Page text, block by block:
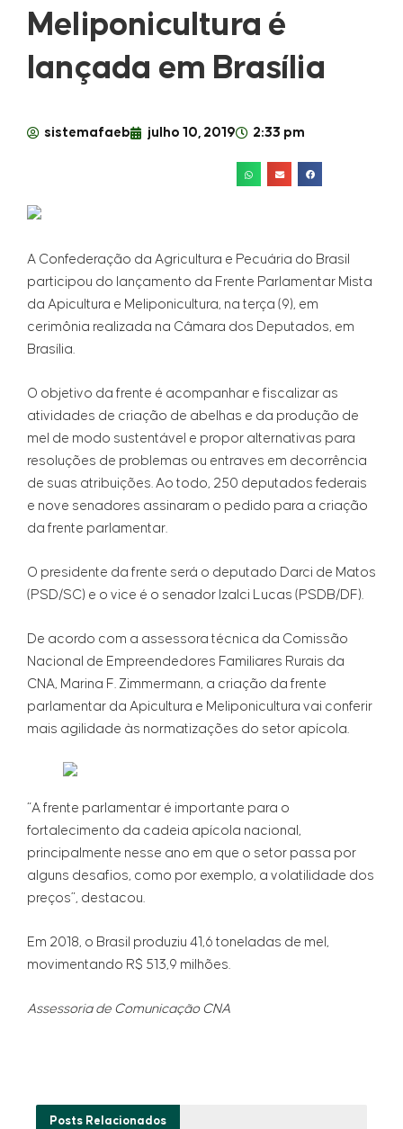
Meliponicultura é
lançada em Brasília
sistemafaeb julho 10, 2019 2:33 pm
A Confederação da Agricultura e Pecuária do Brasil
participou do lançamento da Frente Parlamentar Mista
da Apicultura e Meliponicultura, na terça (9), em
cerimônia realizada na Câmara dos Deputados, em
Brasília.
O objetivo da frente é acompanhar e fiscalizar as
atividades de criação de abelhas e da produção de
mel de modo sustentável e propor alternativas para
resoluções de problemas ou entraves em decorrência
de suas atribuições. Ao todo, 250 deputados federais
e nove senadores assinaram o pedido para a criação
da frente parlamentar.
O presidente da frente será o deputado Darci de Matos
(PSD/SC) e o vice é o senador Izalci Lucas (PSDB/DF).
De acordo com a assessora técnica da Comissão
Nacional de Empreendedores Familiares Rurais da
CNA, Marina F. Zimmermann, a criação da frente
parlamentar da Apicultura e Meliponicultura vai conferir
mais agilidade às normatizações do setor apícola.
“A frente parlamentar é importante para o
fortalecimento da cadeia apícola nacional,
principalmente nesse ano em que o setor passa por
alguns desafios, como por exemplo, a volatilidade dos
preços”, destacou.
Em 2018, o Brasil produziu 41,6 toneladas de mel,
movimentando R$ 513,9 milhões.
Assessoria de Comunicação CNA
Posts Relacionados